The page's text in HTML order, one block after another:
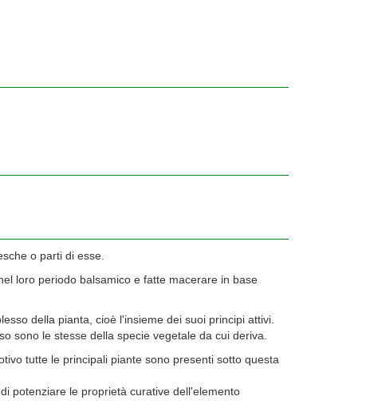
o parti di esse.
loro periodo balsamico e fatte macerare in base
della pianta, cioè l'insieme dei suoi principi attivi.
sono le stesse della specie vegetale da cui deriva.
tutte le principali piante sono presenti sotto questa
potenziare le proprietà curative dell'elemento